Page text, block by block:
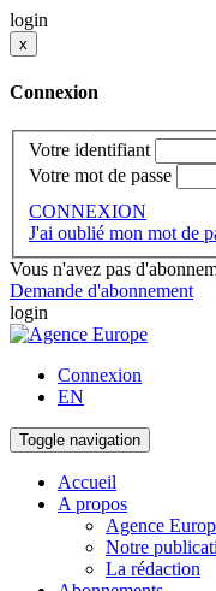
login
x
Connexion
Votre identifiant
Votre mot de passe
CONNEXION
J'ai oublié mon mot de
Vous n'avez pas
Demande d'abonnement
login
Connexion
EN
Toggle navigation
Accueil
A propos
Agence
Notre
La rédaction